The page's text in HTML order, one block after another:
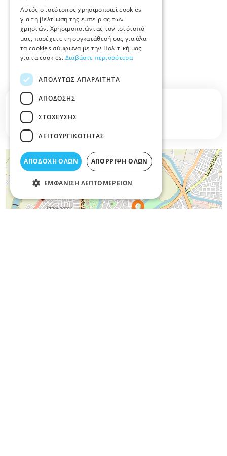
Σχετικά άρθρα στο elarisa blog
Δεν υπάρχουν διαθέσιμα άρθρα...
+
Αυτός ο ιστότοπος χρησιμοποιεί cookies
για τη βελτίωση της εμπειρίας των
χρηστών. Χρησιμοποιώντας τον ιστότοπό
μας, παρέχετε τη συγκατάθεσή σας για όλα
τα cookies σύμφωνα με την Πολιτική μας
για τα cookies. Διαβάστε περισσότερα
ΑΠΟΛΎΤΩΣ ΑΠΑΡΑΊΤΗΤΑ
ΑΠΌΔΟΣΗΣ
ΣΤΌΧΕΥΣΗΣ
ΛΕΙΤΟΥΡΓΙΚΌΤΗΤΑΣ
ΑΠΟΔΟΧΉ ΌΛΩΝ ΑΠΌΡΡΙΨΗ ΌΛΩΝ
ΕΜΦΆΝΙΣΗ ΛΕΠΤΟΜΕΡΕΙΏΝ